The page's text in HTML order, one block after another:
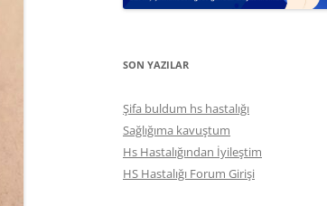
SON YAZILAR
Şifa buldum hs hastalığı
Sağlığıma kavuştum
Hs Hastalığından İyileştim
HS Hastalığı Forum Girişi